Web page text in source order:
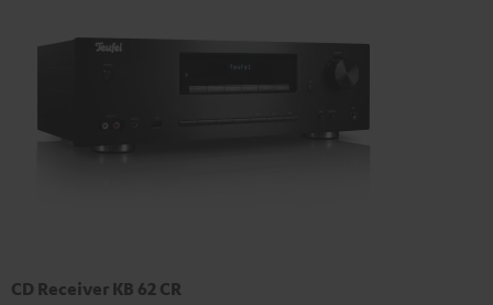
CD Receiver KB 62 CR